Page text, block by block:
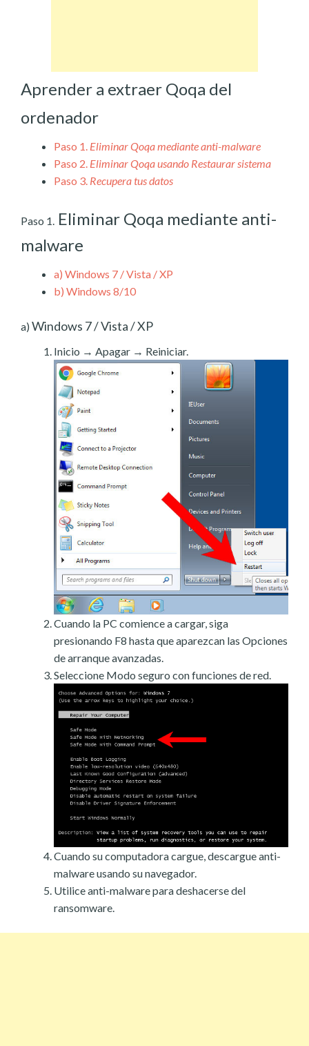
Aprender a extraer Qoqa del
ordenador
Paso 1. Eliminar Qoqa mediante anti-malware
Paso 2. Eliminar Qoqa usando Restaurar sistema
Paso 3. Recupera tus datos
Paso 1. Eliminar Qoqa mediante anti-
malware
a) Windows 7 / Vista / XP
b) Windows 8/10
a) Windows 7 / Vista / XP
Inicio → Apagar → Reiniciar.
Cuando la PC comience a cargar, siga
presionando F8 hasta que aparezcan las Opciones
de arranque avanzadas.
Seleccione Modo seguro con funciones de red.
Cuando su computadora cargue, descargue anti-
malware usando su navegador.
Utilice anti-malware para deshacerse del
ransomware.